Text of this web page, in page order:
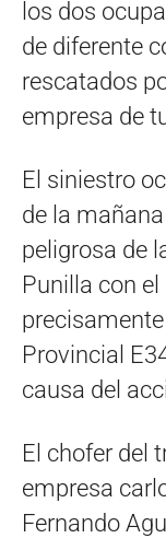
los dos
de diferente
rescatados
empresa de
El siniestro
de la
peligrosa de
Punilla con el
Provincial
causa del
El chofer del
empresa
Fernando